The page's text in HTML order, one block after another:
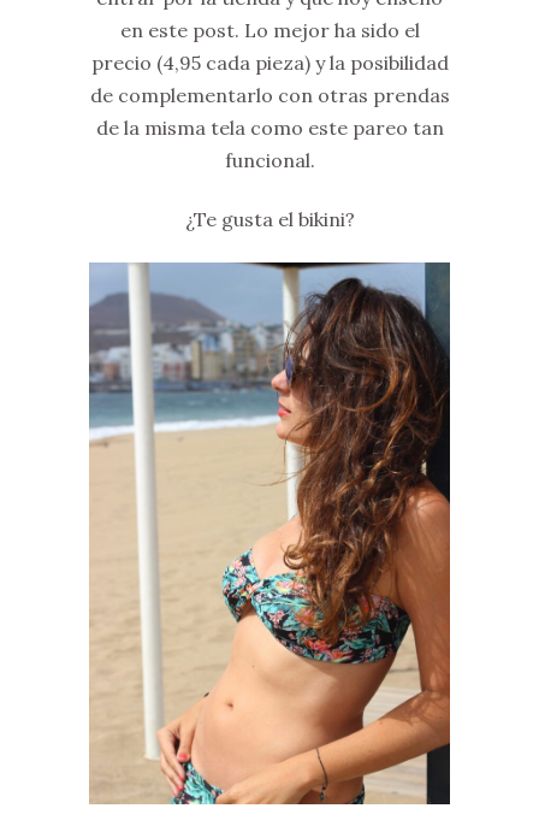
en este post. Lo mejor ha sido el
precio (4,95 cada pieza) y la posibilidad
de complementarlo con otras prendas
de la misma tela como este pareo tan
funcional.
¿Te gusta el bikini?